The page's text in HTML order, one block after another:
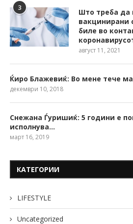
3
Што треба да
вакцинирани
биле во
август 11, 2021
Ќиро Блажевиќ: Во мене тече
декември 10, 2018
Снежана Ѓуришиќ: 5 години е
исполнува…
март 16, 2019
КАТЕГОРИИ
LIFESTYLE
Uncategorized